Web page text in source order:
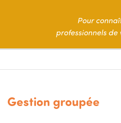
Pour
professionnels de
Gestion groupée